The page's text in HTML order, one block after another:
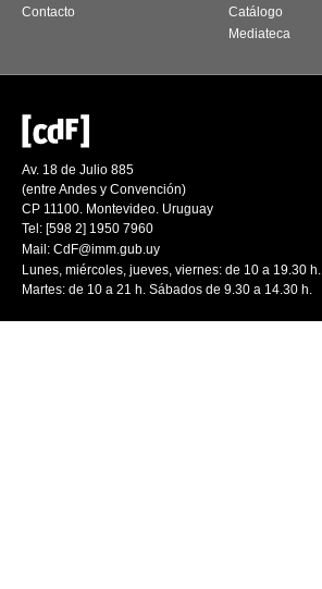
Contacto
Catálogo
Mediateca
Av. 18 de Julio 885
(entre Andes y Convención)
CP 11100. Montevideo. Uruguay
Tel: [598 2] 1950 7960
Mail: CdF@imm.gub.uy
Lunes, miércoles, jueves, viernes: de 10 a 19.30 h.
Martes: de 10 a 21 h. Sábados de 9.30 a 14.30 h.